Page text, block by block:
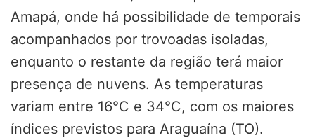
Amapá, onde há possibilidade de temporais
acompanhados por trovoadas isoladas,
enquanto o restante da região terá maior
presença de nuvens. As temperaturas
variam entre 16°C e 34°C, com os maiores
índices previstos para Araguaína (TO).